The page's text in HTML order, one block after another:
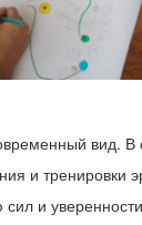
вид. В
и тренировки
и